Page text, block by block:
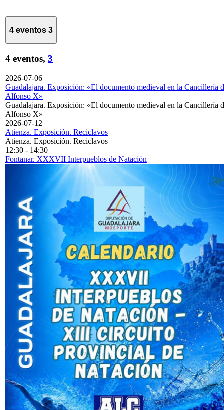
4 eventos 3
4 eventos, 3
2026-07-06
Guadalajara. Exposición: «El documento medieval en la Cancillería
Alfonso X»
Guadalajara. Exposición: «El documento medieval en la Cancillería
Alfonso X»
2026-07-12
Atienza. Exposición. Reciclavos
Atienza. Exposición. Reciclavos
12:30 - 14:30
Fontanar. XXXVII Interpueblos de Natación